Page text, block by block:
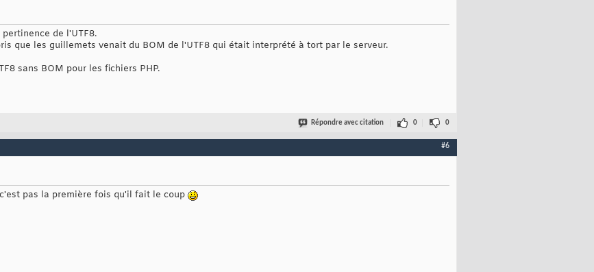
de l'UTF8.
que les guillemets venait du BOM de l'UTF8 qui était interprété à tort par le serveur.
sans BOM pour les fichiers PHP.
Répondre avec citation 0 0
#6
pas la première fois qu'il fait le coup